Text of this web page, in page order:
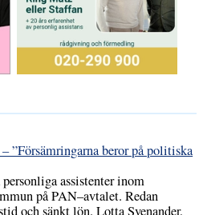
”Försämringarna beror på politiska
assistenter inom
på PAN–avtalet. Redan
och sänkt lön. Lotta Svenander,